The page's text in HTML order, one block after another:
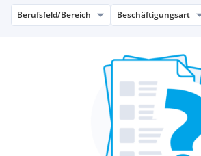
Berufsfeld/Bereich Beschäftigungsart